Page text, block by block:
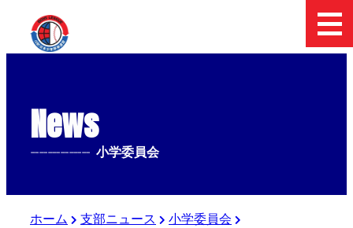
News
-------------- 小学委員会
ホーム 支部ニュース
小学委員会